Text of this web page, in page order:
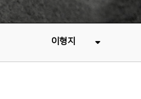
이형지